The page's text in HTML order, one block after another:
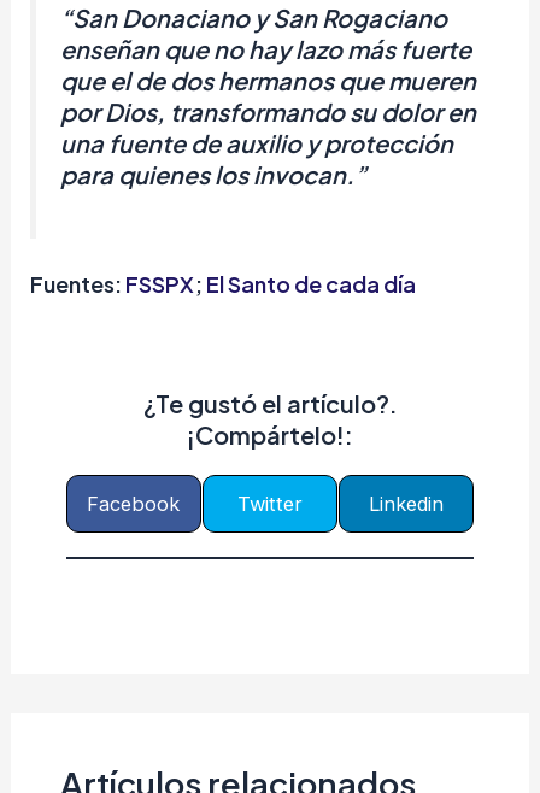
“San Donaciano y San Rogaciano
enseñan que no hay lazo más fuerte
que el de dos hermanos que mueren
por Dios, transformando su dolor en
una fuente de auxilio y protección
para quienes los invocan.”
Fuentes: FSSPX; El Santo de cada día
¿Te gustó el artículo?.
¡Compártelo!:
Facebook Twitter Linkedin
Artículos relacionados